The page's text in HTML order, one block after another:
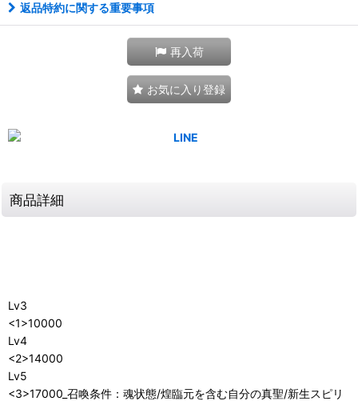
返品特約に関する重要事項
再入荷
お気に入り登録
商品詳細
Lv3
<1>10000
Lv4
<2>14000
Lv5
<3>17000_召喚条件：魂状態/煌臨元を含む自分の真聖/新生スピリ